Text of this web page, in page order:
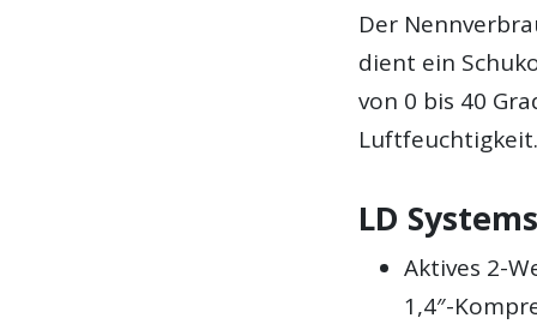
Der
dient ein
von 0 bis 40
Luftfeuchtigkeit.
LD
Aktives 2-
1,4″-